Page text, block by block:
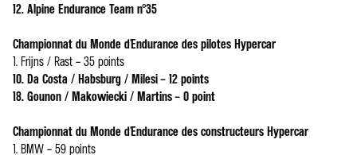
12. Alpine Endurance Team n°35
Championnat du Monde d'Endurance des pilotes Hypercar
1. Frijns / Rast – 35 points
10. Da Costa / Habsburg / Milesi – 12 points
18. Gounon / Makowiecki / Martins – 0 point
Championnat du Monde d'Endurance des constructeurs Hypercar
1. BMW – 59 points